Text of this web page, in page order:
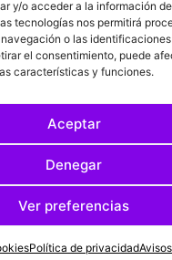
y/o acceder a la información
tecnologías nos permitirá
o las
el consentimiento, puede
características y funciones.
Aceptar
Denegar
Ver preferencias
Política de privacidad
SOBRE NOSOTROS
POLÍTICA DE
POLÍTICA DE COOKIES